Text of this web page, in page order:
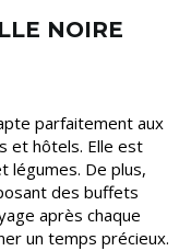
NOIRE
parfaitement aux
et hôtels. Elle est
légumes. De plus,
des buffets
après chaque
un temps précieux.